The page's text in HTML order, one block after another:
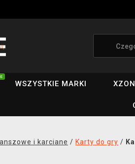
WSZYSTKIE MARKI
i karciane / Karty do gry /